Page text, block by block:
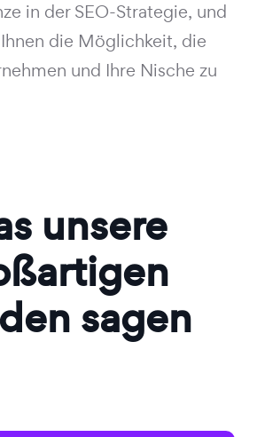
in der SEO-Strategie, und
die Möglichkeit, die
und Ihre Nische zu
unsere
sagen